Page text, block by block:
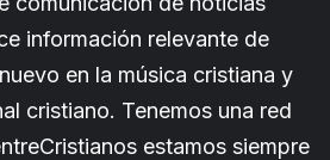
información relevante de
en la música cristiana y
cristiano. Tenemos una red
estamos siempre